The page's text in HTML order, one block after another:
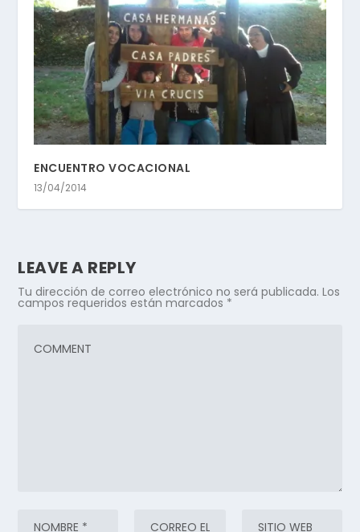
ENCUENTRO VOCACIONAL
13/04/2014
LEAVE A REPLY
Tu dirección de correo electrónico no será publicada. Los
campos requeridos están marcados *